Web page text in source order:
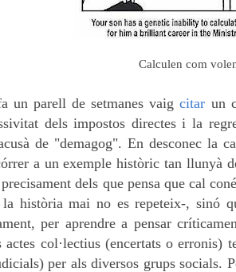
Calculen com
un parell de setmanes vaigcitar un
dels impostos directes i la
de "demagog". En desconec la
a un exemple històric tan llunyà
dels que pensa que cal
història mai no es repeteix-, sinó
per aprendre a pensar
actes col·lectius (encertats o erronis)
per als diversos grups socials.